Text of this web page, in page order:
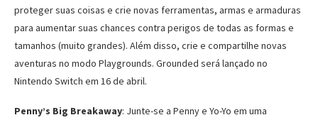
proteger suas coisas e crie novas ferramentas, armas e armaduras
para aumentar suas chances contra perigos de todas as formas e
tamanhos (muito grandes). Além disso, crie e compartilhe novas
aventuras no modo Playgrounds. Grounded será lançado no
Nintendo Switch em 16 de abril.
Penny’s Big Breakaway: Junte-se a Penny e Yo-Yo em uma